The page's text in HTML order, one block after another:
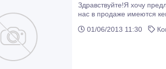
Здравствуйте!Я хочу
нас в продаже имеются
01/06/2013 11:30